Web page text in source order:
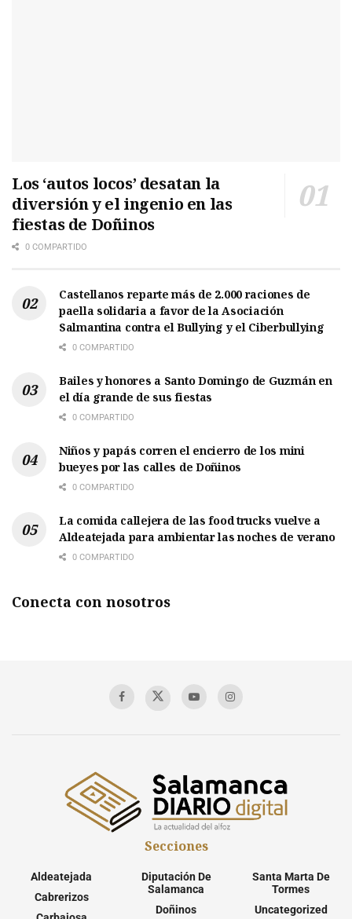
Los ‘autos locos’ desatan la
diversión y el ingenio en las
fiestas de Doñinos
0 COMPARTIDO
Castellanos reparte más de 2.000 raciones de
paella solidaria a favor de la Asociación
Salmantina contra el Bullying y el Ciberbullying
0 COMPARTIDO
Bailes y honores a Santo Domingo de Guzmán en
el día grande de sus fiestas
0 COMPARTIDO
Niños y papás corren el encierro de los mini
bueyes por las calles de Doñinos
0 COMPARTIDO
La comida callejera de las food trucks vuelve a
Aldeatejada para ambientar las noches de verano
0 COMPARTIDO
Conecta con nosotros
Secciones
Aldeatejada
Cabrerizos
Diputación De
Salamanca
Doñinos
Santa Marta De
Tormes
Uncategorized